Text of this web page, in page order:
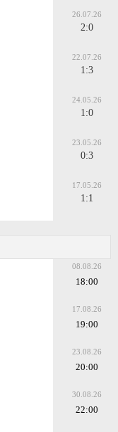
26.07.26
2:0
22.07.26
1:3
24.05.26
1:0
23.05.26
0:3
17.05.26
1:1
08.08.26
18:00
17.08.26
19:00
23.08.26
20:00
30.08.26
22:00